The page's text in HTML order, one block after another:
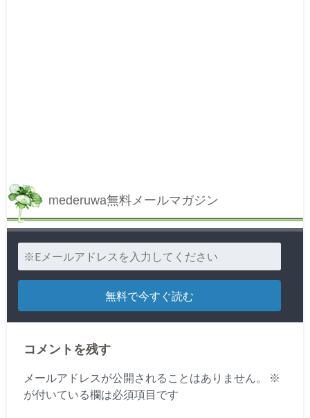
mederuwa無料メールマガジン
コメントを残す
メールアドレスが公開されることはありません。
※
が付いている欄は必須項目です